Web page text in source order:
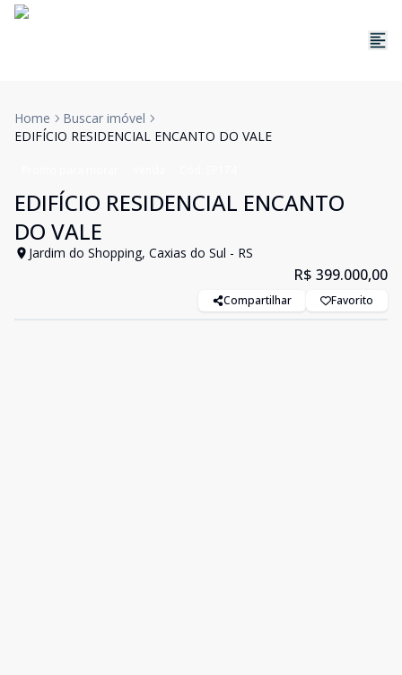
Home
Buscar imóvel
EDIFÍCIO RESIDENCIAL ENCANTO DO VALE
EDIFÍCIO RESIDENCIAL ENCANTO
DO VALE
Jardim do Shopping, Caxias do Sul - RS
R$ 399.000,00
Compartilhar Favorito